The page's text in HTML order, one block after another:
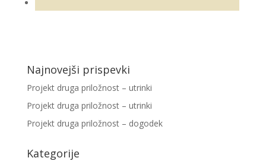
Najnovejši prispevki
Projekt druga priložnost – utrinki
Projekt druga priložnost – utrinki
Projekt druga priložnost – dogodek
Kategorije